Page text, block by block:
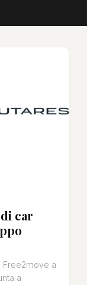
car
Free2move a
a